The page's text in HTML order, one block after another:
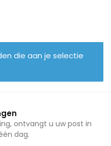
die aan je selectie
ontvangt u uw post in
dag.